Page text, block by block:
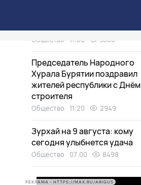
Общество 11:56 3350
Председатель Народного
Хурала Бурятии поздравил
жителей республики с Днём
строителя
Общество 11:20 2949
Зурхай на 9 августа: кому
сегодня улыбнется удача
Общество 07:00 8498
РЕКЛАМА • HTTPS://MAX.RU/ARIGUS